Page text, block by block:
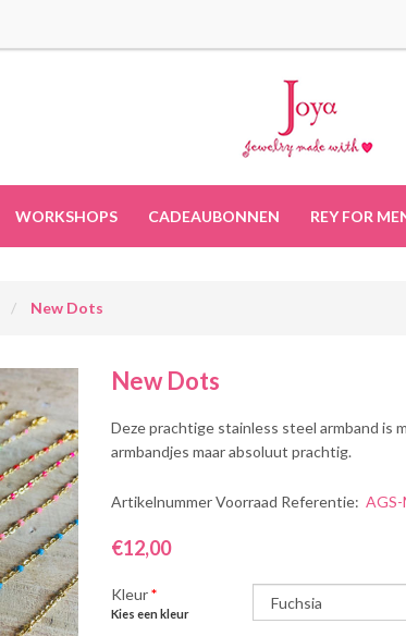
WORKSHOPS CADEAUBONNEN REY FOR
New Dots
New Dots
Deze prachtige stainless steel armband is
armbandjes maar absoluut prachtig.
Artikelnummer Voorraad Referentie:
€12,00
Kleur*
Kies een kleur